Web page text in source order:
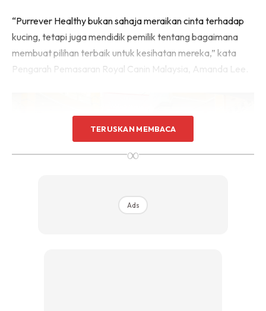
“Purrever Healthy bukan sahaja meraikan cinta terhadap
kucing, tetapi juga mendidik pemilik tentang bagaimana
membuat pilihan terbaik untuk kesihatan mereka,” kata
Pengarah Pemasaran Royal Canin Malaysia, Amanda Lee.
TERUSKAN MEMBACA
∞
Ads